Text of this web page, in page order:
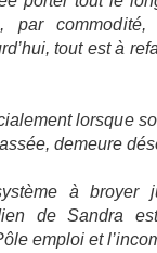
par
tout est à
lorsque
demeure
à broyer
de Sandra
emploi et